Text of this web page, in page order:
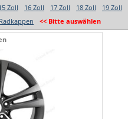
Zoll 16 Zoll 17 Zoll 18 Zoll
19 Zoll
Radkappen << Bitte auswählen